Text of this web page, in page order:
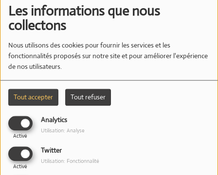
Les informations que nous
collectons
Nous utilisons des cookies pour fournir les services et les
fonctionnalités proposés sur notre site et pour améliorer l'expérience
de nos utilisateurs.
Tout accepter Tout refuser
Analytics
Activé
Utilisation: Analyse
Twitter
Activé
Utilisation: Fonctionnalité
22 OCTOBRE 2019 - 6098 VUES
Mix by Young dreadz
-----------------------
T'es piégé !?, abonne-toi !
#CestNous#LPG
-----------------------
Facebook :https://newws.fr/fb_lpg